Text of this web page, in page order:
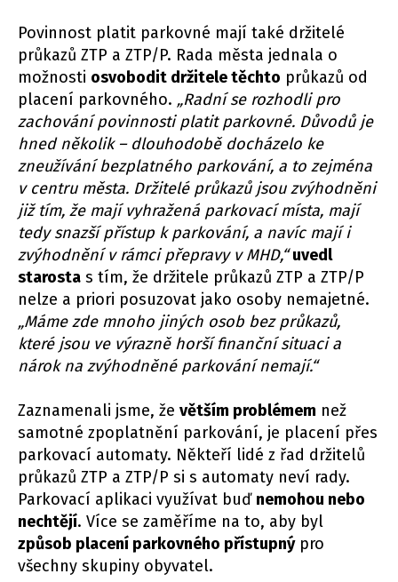
Povinnost platit parkovné mají také držitelé
průkazů ZTP a ZTP/P. Rada města jednala o
možnosti osvobodit držitele těchto průkazů od
placení parkovného. „Radní se rozhodli pro
zachování povinnosti platit parkovné. Důvodů je
hned několik – dlouhodobě docházelo ke
zneužívání bezplatného parkování, a to zejména
v centru města. Držitelé průkazů jsou zvýhodněni
již tím, že mají vyhražená parkovací místa, mají
tedy snazší přístup k parkování, a navíc mají i
zvýhodnění v rámci přepravy v MHD,“ uvedl
starosta s tím, že držitele průkazů ZTP a ZTP/P
nelze a priori posuzovat jako osoby nemajetné.
„Máme zde mnoho jiných osob bez průkazů,
které jsou ve výrazně horší finanční situaci a
nárok na zvýhodněné parkování nemají.“
Zaznamenali jsme, že větším problémem než
samotné zpoplatnění parkování, je placení přes
parkovací automaty. Někteří lidé z řad držitelů
průkazů ZTP a ZTP/P si s automaty neví rady.
Parkovací aplikaci využívat buď nemohou nebo
nechtějí. Více se zaměříme na to, aby byl
způsob placení parkovného přístupnýpro
všechny skupiny obyvatel.